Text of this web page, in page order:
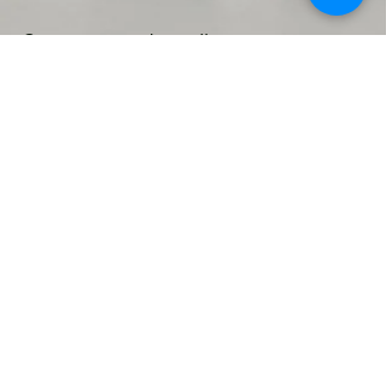
Замовте зараз і додайте нотку